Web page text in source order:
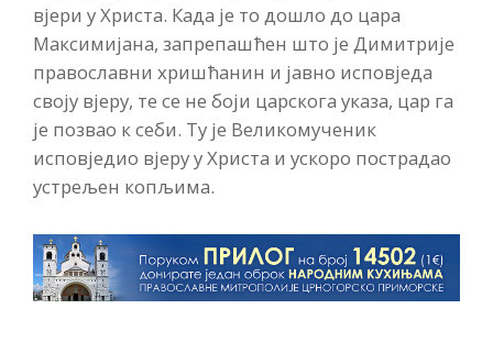
вјери у Христа. Када је то дошло до цара
Максимијана, запрепашћен што је Димитрије
православни хришћанин и јавно исповједа
своју вјеру, те се не боји царскога указа, цар га
је позвао к себи. Ту је Великомученик
исповједио вјеру у Христа и ускоро пострадао
устрељен копљима.